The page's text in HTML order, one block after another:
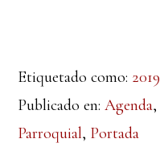
Etiquetado como: 2019
Publicado en:Agenda,
Parroquial, Portada